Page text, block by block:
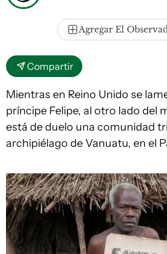
Agregar El
Compartir
Mientras en Reino Unido se
príncipe Felipe, al otro lado del
está de duelo una comunidad
archipiélago de Vanuatu, en el